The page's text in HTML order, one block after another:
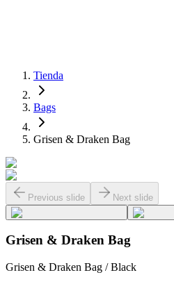
Tienda
Bags
Grisen & Draken Bag
Previous slide Next slide
Grisen & Draken Bag
Grisen & Draken Bag / Black